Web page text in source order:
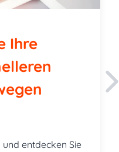
Ihre
und entdecken Sie